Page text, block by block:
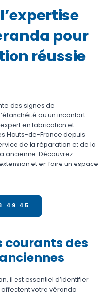
pour
réussie
des signes de
ou un inconfort
en fabrication et
Hauts-de-France depuis
de la réparation et de la
ancienne. Découvrez
et en faire un espace
49 45
courants des
il est essentiel d’identifier
votre véranda